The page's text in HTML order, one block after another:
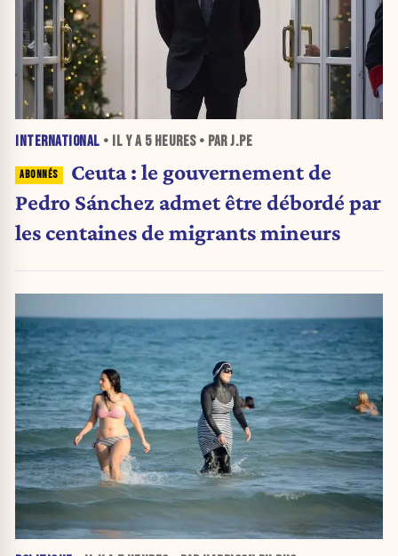
INTERNATIONAL • IL Y A 5 HEURES• PAR J.PE
Ceuta : le gouvernement de
Pedro Sánchez admet être débordé par
les centaines de migrants mineurs